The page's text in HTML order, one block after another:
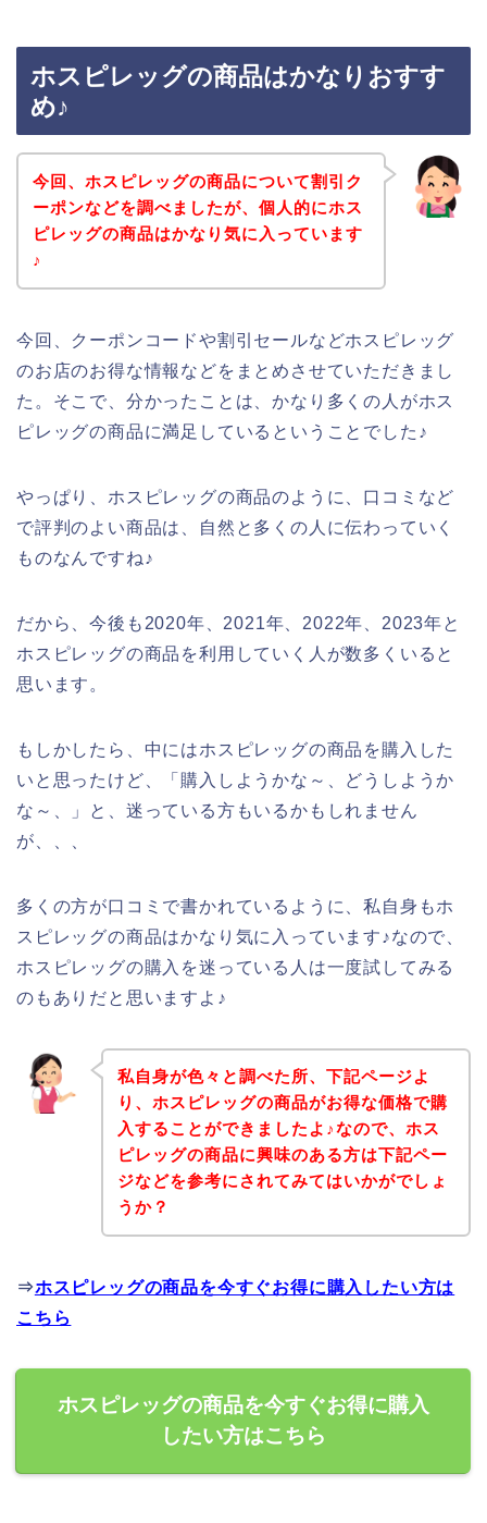
ホスピレッグの商品はかなりおすす
め♪
今回、ホスピレッグの商品について割引ク
ーポンなどを調べましたが、個人的にホス
ピレッグの商品はかなり気に入っています
♪
今回、クーポンコードや割引セールなどホスピレッグ
のお店のお得な情報などをまとめさせていただきまし
た。そこで、分かったことは、かなり多くの人がホス
ピレッグの商品に満足しているということでした♪
やっぱり、ホスピレッグの商品のように、口コミなど
で評判のよい商品は、自然と多くの人に伝わっていく
ものなんですね♪
だから、今後も2020年、2021年、2022年、2023年と
ホスピレッグの商品を利用していく人が数多くいると
思います。
もしかしたら、中にはホスピレッグの商品を購入した
いと思ったけど、「購入しようかな～、どうしようか
な～、」と、迷っている方もいるかもしれません
が、、、
多くの方が口コミで書かれているように、私自身もホ
スピレッグの商品はかなり気に入っています♪なので、
ホスピレッグの購入を迷っている人は一度試してみる
のもありだと思いますよ♪
私自身が色々と調べた所、下記ページよ
り、ホスピレッグの商品がお得な価格で購
入することができましたよ♪なので、ホス
ピレッグの商品に興味のある方は下記ペー
ジなどを参考にされてみてはいかがでしょ
うか？
⇒ホスピレッグの商品を今すぐお得に購入したい方は
こちら
ホスピレッグの商品を今すぐお得に購入
したい方はこちら